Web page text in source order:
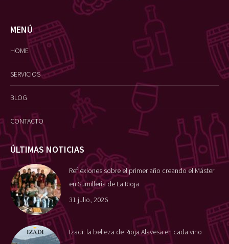
MENÚ
HOME
SERVICIOS
BLOG
CONTACTO
ÚLTIMAS NOTICIAS
Reflexiones sobre el primer año creando el Máster
en Sumillería de La Rioja
31 julio, 2026
Izadi: la belleza de Rioja Alavesa en cada vino